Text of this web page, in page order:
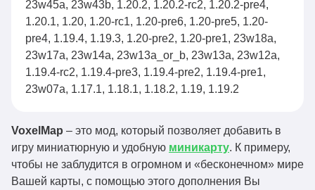
voxelmap-
neoforge-26.1-
1.16.6.jar
26.1.2 Скачать
voxelmap-forge-
26.1-1.16.6.jar
26.1.2 Скачать
voxelmap-
neoforge-1.21.11-
1.16.6.jar
1.21.11 Скачать
23w45a, 23w43b, 1.20.2, 1.20.2-rc2, 1.20.2-pre4,
1.20.1, 1.20, 1.20-rc1, 1.20-pre6, 1.20-pre5, 1.20-
pre4, 1.19.4, 1.19.3, 1.20-pre2, 1.20-pre1, 23w18a,
23w17a, 23w14a, 23w13a_or_b, 23w13a, 23w12a,
1.19.4-rc2, 1.19.4-pre3, 1.19.4-pre2, 1.19.4-pre1,
23w07a, 1.17.1, 1.18.1, 1.18.2, 1.19, 1.19.2
VoxelMap – это мод, который позволяет добавить в
игру миниатюрную и удобную миникарту. К примеру,
чтобы не заблудится в огромном и «бесконечном» мире
Вашей карты, с помощью этого дополнения Вы